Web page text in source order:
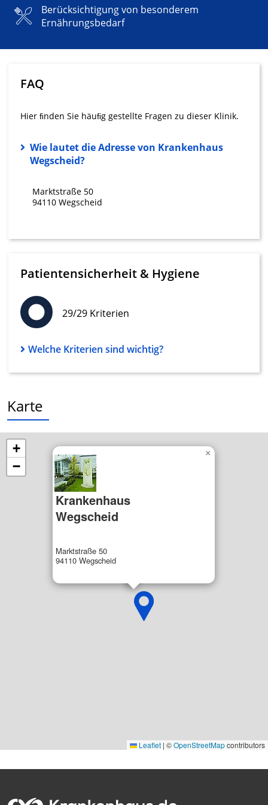
Berücksichtigung von besonderem
Ernährungsbedarf
FAQ
Hier ﬁnden Sie häuﬁg gestellte Fragen zu dieser Klinik.
Wie lautet die Adresse von Krankenhaus
Wegscheid?
Marktstraße 50
94110 Wegscheid
Patientensicherheit & Hygiene
29/29 Kriterien
Welche Kriterien sind wichtig?
Karte
Krankenhaus
Wegscheid
Marktstraße 50
94110 Wegscheid
×
+
−
Leaflet | ©OpenStreetMapcontributors
von Inhalten
personalisierter Inhalte
Analyse von Zielgruppen durch Statistiken
verschiedenen Quellen
Entwicklung und Verbesserung der
Verwendung reduzierter Daten zur Auswahl
von Inhalten
Geräte anhand von aktiv angeforderten
Nicht-IAB-Verarbeitungszwecke:
Notwendig
Performance
Funktional